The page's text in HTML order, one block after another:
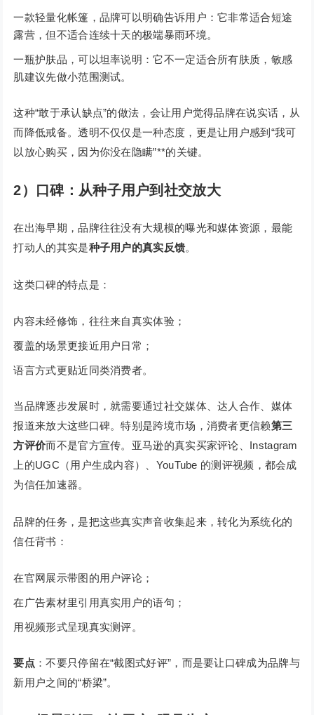
一款轻量化帐篷，品牌可以明确告诉用户：它非常适合短途
露营，但不适合连续十天的极端暴雨环境。
一瓶护肤品，可以坦率说明：它不一定适合所有肤质，敏感
肌建议先做小范围测试。
这种“敢于承认缺点”的做法，会让用户觉得品牌在说实话，从
而降低戒备。透明不仅仅是一种态度，更是让用户感到“我可
以放心购买，因为你没在隐瞒”**的关键。
2）口碑：从种子用户到社交放大
在出海早期，品牌往往没有大规模的曝光和媒体资源，最能
打动人的其实是种子用户的真实反馈。
这类口碑的特点是：
内容未经修饰，往往来自真实体验；
覆盖的场景更接近用户日常；
语言方式更贴近同类消费者。
当品牌逐步发展时，就需要通过社交媒体、达人合作、媒体
报道来放大这些口碑。特别是跨境市场，消费者更信赖第三
方评价而不是官方宣传。亚马逊的真实买家评论、Instagram
上的UGC（用户生成内容）、YouTube 的测评视频，都会成
为信任加速器。
品牌的任务，是把这些真实声音收集起来，转化为系统化的
信任背书：
在官网展示带图的用户评论；
在广告素材里引用真实用户的语句；
用视频形式呈现真实测评。
要点 ：不要只停留在“截图式好评”，而是要让口碑成为品牌与
新用户之间的“桥梁”。